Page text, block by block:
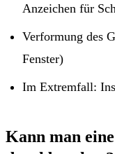
Anzeichen für
Verformung des
Fenster)
Im Extremfall:
Kann man